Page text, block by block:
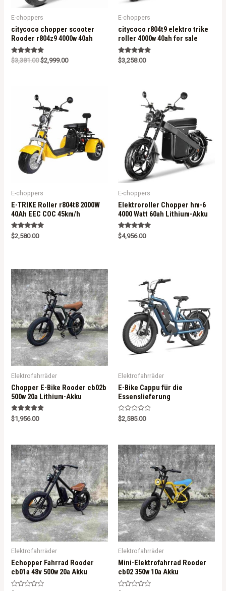
E-choppers
citycoco chopper scooter
Rooder r804z9 4000w 40ah
Rated
5.00
$3,381.00 $2,999.00
E-choppers
citycoco r804t9 elektro trike
roller 4000w 40ah for sale
Rated
5.00
$3,258.00
E-choppers
E-TRIKE Roller r804t8 2000W
40Ah EEC COC 45km/h
Rated
5.00
$2,580.00
E-choppers
Elektroroller Chopper hm-6
4000 Watt 60ah Lithium-Akku
Rated
5.00
$4,956.00
Elektrofahrräder
Chopper E-Bike Rooder cb02b
500w 20a Lithium-Akku
Rated
5.00
$1,956.00
Elektrofahrräder
E-Bike Cappu für die
Essenslieferung
R
a
0
o
u
t
o
f
5
$2,585.00
Elektrofahrräder
Echopper Fahrrad Rooder
cb01a 48v 500w 20a Akku
Elektrofahrräder
Mini-Elektrofahrrad Rooder
cb02 350w 10a Akku